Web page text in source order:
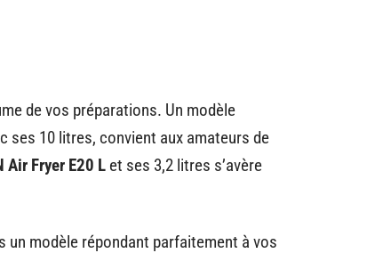
de vos préparations. Un modèle
ses 10 litres, convient aux amateurs de
Air Fryer E20 L et ses 3,2 litres s’avère
modèle répondant parfaitement à vos